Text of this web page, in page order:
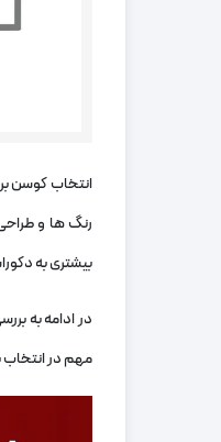
انتخاب کوسن
رنگ‌ ها و
بیشتری به
در ادامه به
مهم در انتخاب